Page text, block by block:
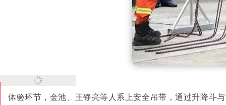
体验环节，金池、王铮亮等人系上安全吊带，通过升降斗